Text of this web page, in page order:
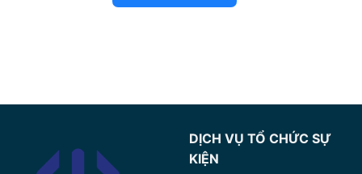
DỊCH VỤ TỔ CHỨC SỰ
KIỆN